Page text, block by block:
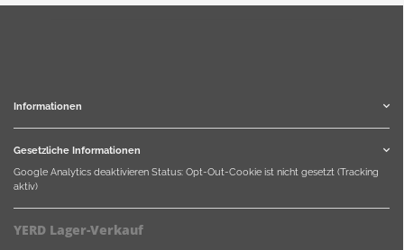
Informationen
Gesetzliche Informationen
Google Analytics deaktivieren Status: Opt-Out-Cookie ist nicht gesetzt (Tracking
aktiv)
YERD Lager-Verkauf